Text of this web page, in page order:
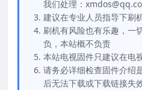
我们处理：
建议在专业人员指导下刷
刷机有风险也有乐趣，一
负，本站概不负责
本站电视固件只建议在电
请务必详细检查固件介绍
后无法下载或下载链接失